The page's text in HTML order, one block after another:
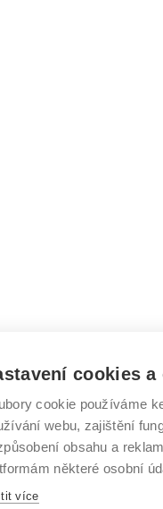
Vysoké
učení
technické
v
cookies
cookie používáme
webu, zajištění
obsahu a
některé osobní
více